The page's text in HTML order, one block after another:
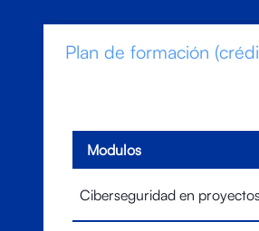
Plan de formación
Modulos
Ciberseguridad en